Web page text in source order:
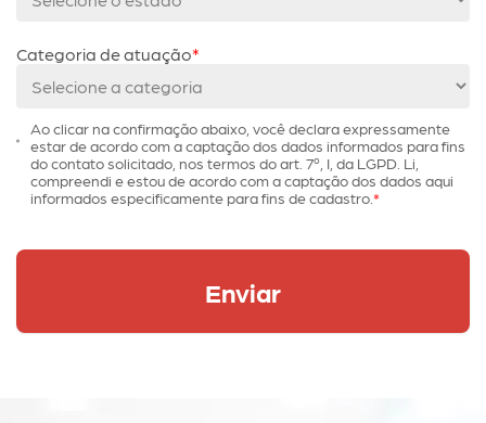
Categoria de atuação
Ao clicar na confirmação abaixo, você declara expressamente
estar de acordo com a captação dos dados informados para fins
do contato solicitado, nos termos do art. 7º, I, da LGPD. Li,
compreendi e estou de acordo com a captação dos dados aqui
informados especificamente para fins de cadastro.